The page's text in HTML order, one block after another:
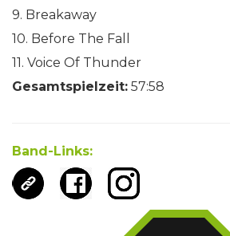
9. Breakaway
10. Before The Fall
11. Voice Of Thunder
Gesamtspielzeit: 57:58
Band-Links: